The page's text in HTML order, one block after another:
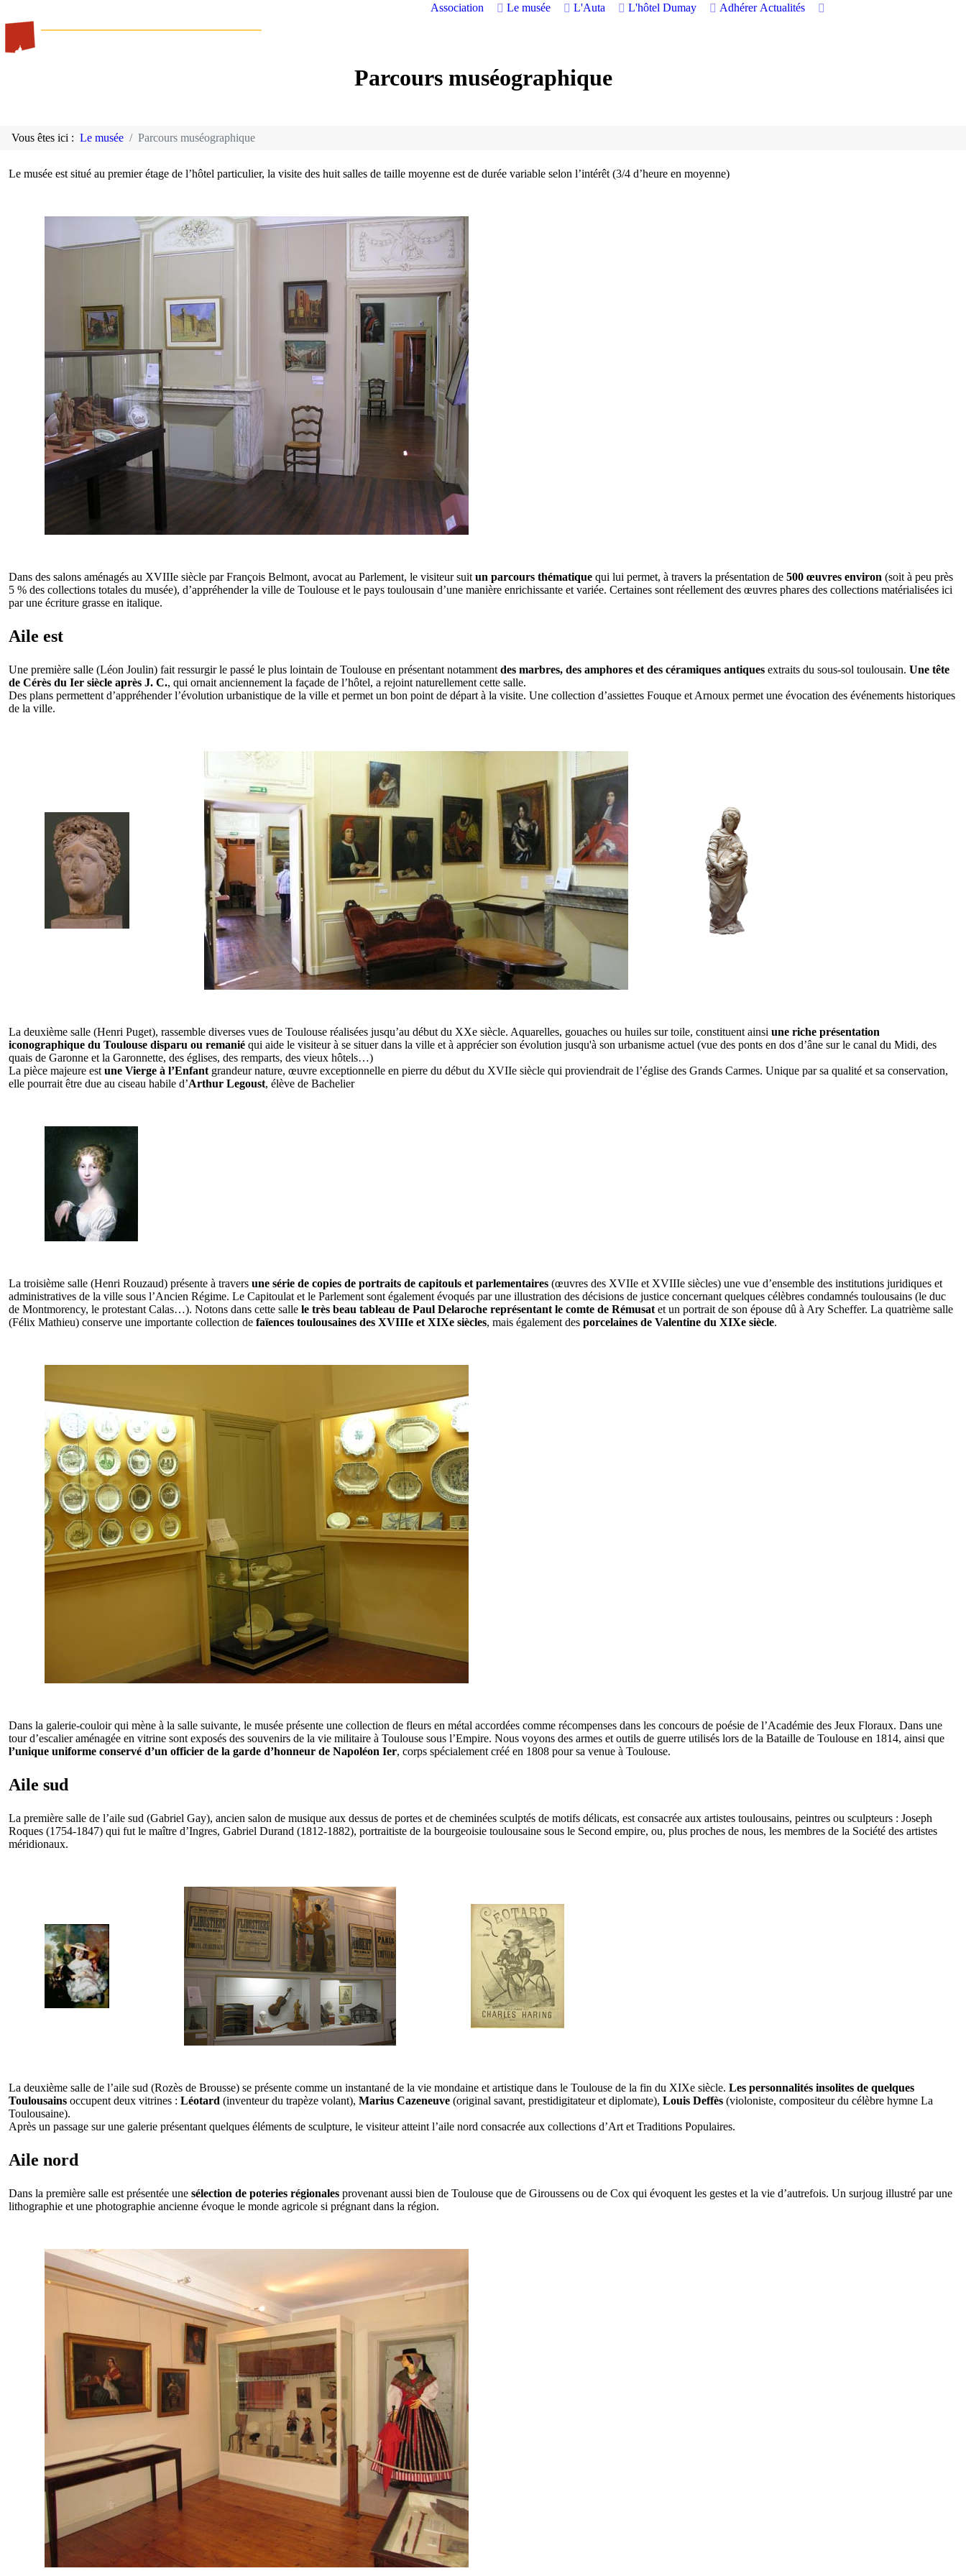
Association Le musée L'Auta L'hôtel Dumay Adhérer Actualités
Parcours muséographique
Vous êtes ici : Le musée Parcours muséographique
Le musée est situé au premier étage de l’hôtel particulier, la visite des huit salles de taille moyenne est de durée variable selon l’intérêt (3/4 d’heure en moyenne)
Dans des salons aménagés au XVIIIe siècle par François Belmont, avocat au Parlement, le visiteur suit un parcours thématique qui lui permet, à travers la présentation de 500 œuvres environ (soit à peu près
5 % des collections totales du musée), d’appréhender la ville de Toulouse et le pays toulousain d’une manière enrichissante et variée. Certaines sont réellement des œuvres phares des collections matérialisées ici
par une écriture grasse en italique.
Aile est
Une première salle (Léon Joulin) fait ressurgir le passé le plus lointain de Toulouse en présentant notamment des marbres, des amphores et des céramiques antiques extraits du sous-sol toulousain. Une tête
de Cérès du Ier siècle après J. C., qui ornait anciennement la façade de l’hôtel, a rejoint naturellement cette salle.
Des plans permettent d’appréhender l’évolution urbanistique de la ville et permet un bon point de départ à la visite. Une collection d’assiettes Fouque et Arnoux permet une évocation des événements historiques
de la ville.
La deuxième salle (Henri Puget), rassemble diverses vues de Toulouse réalisées jusqu’au début du XXe siècle. Aquarelles, gouaches ou huiles sur toile, constituent ainsi une riche présentation
iconographique du Toulouse disparu ou remanié qui aide le visiteur à se situer dans la ville et à apprécier son évolution jusqu'à son urbanisme actuel (vue des ponts en dos d’âne sur le canal du Midi, des
quais de Garonne et la Garonnette, des églises, des remparts, des vieux hôtels…)
La pièce majeure est une Vierge à l’Enfant grandeur nature, œuvre exceptionnelle en pierre du début du XVIIe siècle qui proviendrait de l’église des Grands Carmes. Unique par sa qualité et sa conservation,
elle pourrait être due au ciseau habile d’Arthur Legoust, élève de Bachelier
La troisième salle (Henri Rouzaud) présente à travers une série de copies de portraits de capitouls et parlementaires (œuvres des XVIIe et XVIIIe siècles) une vue d’ensemble des institutions juridiques et
administratives de la ville sous l’Ancien Régime. Le Capitoulat et le Parlement sont également évoqués par une illustration des décisions de justice concernant quelques célèbres condamnés toulousains (le duc
de Montmorency, le protestant Calas…). Notons dans cette salle le très beau tableau de Paul Delaroche représentant le comte de Rémusat et un portrait de son épouse dû à Ary Scheffer. La quatrième salle
(Félix Mathieu) conserve une importante collection de faïences toulousaines des XVIIIe et XIXe siècles, mais également des porcelaines de Valentine du XIXe siècle.
Dans la galerie-couloir qui mène à la salle suivante, le musée présente une collection de fleurs en métal accordées comme récompenses dans les concours de poésie de l’Académie des Jeux Floraux. Dans une
tour d’escalier aménagée en vitrine sont exposés des souvenirs de la vie militaire à Toulouse sous l’Empire. Nous voyons des armes et outils de guerre utilisés lors de la Bataille de Toulouse en 1814, ainsi que
l’unique uniforme conservé d’un officier de la garde d’honneur de Napoléon Ier, corps spécialement créé en 1808 pour sa venue à Toulouse.
Aile sud
La première salle de l’aile sud (Gabriel Gay), ancien salon de musique aux dessus de portes et de cheminées sculptés de motifs délicats, est consacrée aux artistes toulousains, peintres ou sculpteurs : Joseph
Roques (1754-1847) qui fut le maître d’Ingres, Gabriel Durand (1812-1882), portraitiste de la bourgeoisie toulousaine sous le Second empire, ou, plus proches de nous, les membres de la Société des artistes
méridionaux.
La deuxième salle de l’aile sud (Rozès de Brousse) se présente comme un instantané de la vie mondaine et artistique dans le Toulouse de la fin du XIXe siècle. Les personnalités insolites de quelques
Toulousains occupent deux vitrines : Léotard (inventeur du trapèze volant), Marius Cazeneuve (original savant, prestidigitateur et diplomate), Louis Deffès (violoniste, compositeur du célèbre hymne La
Toulousaine).
Après un passage sur une galerie présentant quelques éléments de sculpture, le visiteur atteint l’aile nord consacrée aux collections d’Art et Traditions Populaires.
Aile nord
Dans la première salle est présentée une sélection de poteries régionales provenant aussi bien de Toulouse que de Giroussens ou de Cox qui évoquent les gestes et la vie d’autrefois. Un surjoug illustré par une
lithographie et une photographie ancienne évoque le monde agricole si prégnant dans la région.